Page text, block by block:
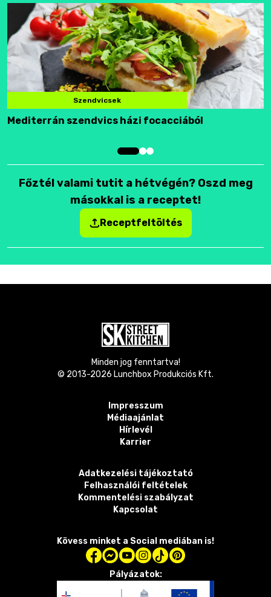
Szendvicsek
Mediterrán szendvics házi focacciából
Főztél valami tutit a hétvégén? Oszd meg
másokkal is a receptet!
Receptfeltöltés
Minden jog fenntartva!
© 2013-2026 Lunchbox Produkciós Kft.
Impresszum
Médiaajánlat
Hírlevél
Karrier
Adatkezelési tájékoztató
Felhasználói feltételek
Kommentelési szabályzat
Kapcsolat
Kövess minket a Social mediában is!
Pályázatok: